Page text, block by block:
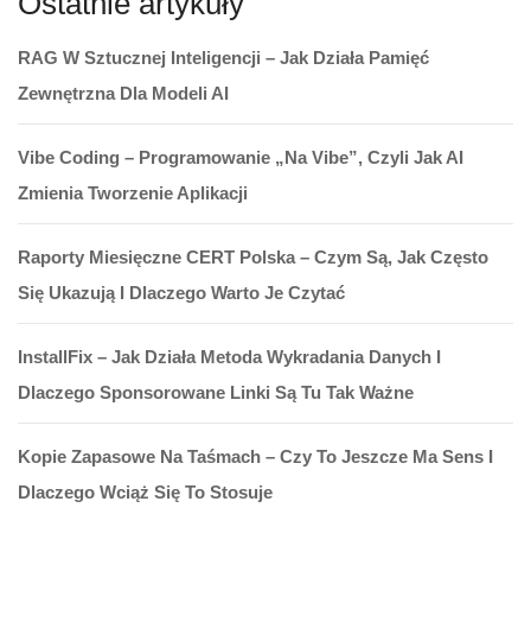
RAG W Sztucznej Inteligencji – Jak Działa Pamięć
Zewnętrzna Dla Modeli AI
Vibe Coding – Programowanie „na Vibe”, Czyli Jak AI
Zmienia Tworzenie Aplikacji
Raporty Miesięczne CERT Polska – Czym Są, Jak Często
Się Ukazują I Dlaczego Warto Je Czytać
InstallFix – Jak Działa Metoda Wykradania Danych I
Dlaczego Sponsorowane Linki Są Tu Tak Ważne
Kopie Zapasowe Na Taśmach – Czy To Jeszcze Ma Sens I
Dlaczego Wciąż Się To Stosuje